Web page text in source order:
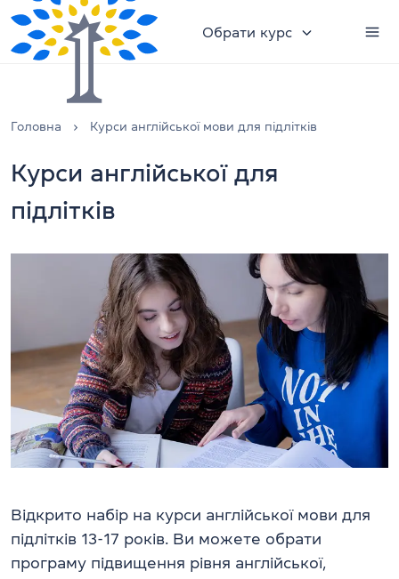
Обрати курс
Головна Курси англійської мови для підлітків
Курси англійської для
підлітків
Відкрито набір на курси англійської мови для
підлітків 13-17 років. Ви можете обрати
програму підвищення рівня англійської,